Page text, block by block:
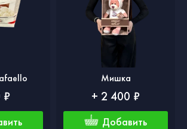
₽
Мишка
+ 2 400 ₽
Добавить